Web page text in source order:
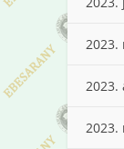
2023.
2023.
2023.